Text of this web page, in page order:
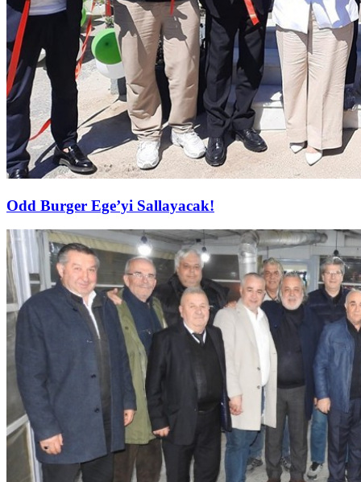
Odd Burger Ege’yi Sallayacak!